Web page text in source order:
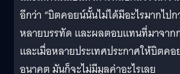
อีกว่า “บิตคอยน์นั้นไม่ได้มีอะไรมากไป
หลายบรรทัด และผลตอบแทนที่มาจาก
และเมื่อหลายประเทศประกาศให้บิตค
อนาคต มันก็จะไม่มีมูลค่าอะไรเลย